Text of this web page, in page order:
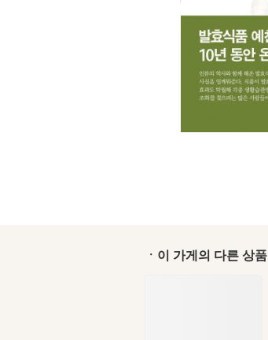
ㆍ이 가게의 다른 상품